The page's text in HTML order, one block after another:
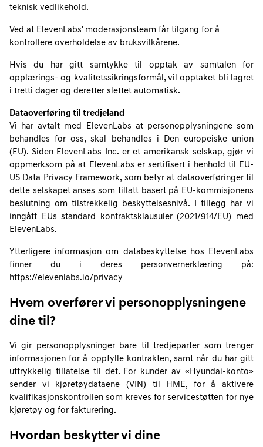
teknisk vedlikehold.
Ved at ElevenLabs' moderasjonsteam får tilgang for å
kontrollere overholdelse av bruksvilkårene.
Hvis du har gitt samtykke til opptak av samtalen for
opplærings- og kvalitetssikringsformål, vil opptaket bli lagret
i tretti dager og deretter slettet automatisk.
Dataoverføring til tredjeland
Vi har avtalt med ElevenLabs at personopplysningene som
behandles for oss, skal behandles i Den europeiske union
(EU). Siden ElevenLabs Inc. er et amerikansk selskap, gjør vi
oppmerksom på at ElevenLabs er sertifisert i henhold til EU-
US Data Privacy Framework, som betyr at dataoverføringer til
dette selskapet anses som tillatt basert på EU-kommisjonens
beslutning om tilstrekkelig beskyttelsesnivå. I tillegg har vi
inngått EUs standard kontraktsklausuler (2021/914/EU) med
ElevenLabs.
Ytterligere informasjon om databeskyttelse hos ElevenLabs
finner du i deres personvernerklæring på:
https://elevenlabs.io/privacy
Hvem overfører vi personopplysningene
dine til?
Vi gir personopplysninger bare til tredjeparter som trenger
informasjonen for å oppfylle kontrakten, samt når du har gitt
uttrykkelig tillatelse til det. For kunder av «Hyundai-konto»
sender vi kjøretøydataene (VIN) til HME, for å aktivere
kvalifikasjonskontrollen som kreves for servicestøtten for nye
kjøretøy og for fakturering.
Hvordan beskytter vi dine